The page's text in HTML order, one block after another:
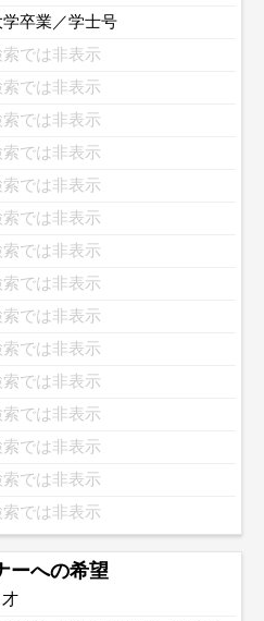
卒業／学士号
では非表示
では非表示
では非表示
では非表示
では非表示
では非表示
では非表示
では非表示
では非表示
では非表示
では非表示
では非表示
では非表示
では非表示
では非表示
ーへの希望